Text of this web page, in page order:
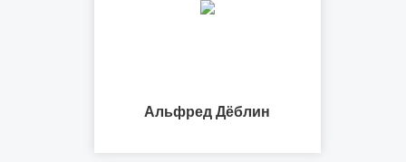
Альфред Дёблин